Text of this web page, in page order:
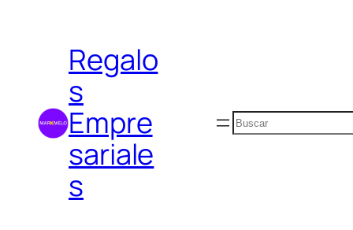
contenidoRegalo
s
Empre
sariale
s
Buscar